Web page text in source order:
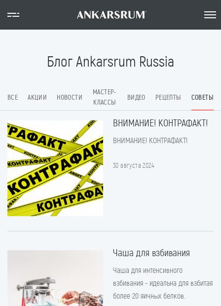
Блог Ankarsrum Russia
ВСЕ АКЦИИ НОВОСТИ
МАСТЕР-
КЛАССЫ
ВИДЕО РЕЦЕПТЫ СОВЕТЫ
ВНИМАНИЕ! КОНТРАФАКТ!
ВНИМАНИЕ! КОНТРАФАКТ!
30 августа 2024
Чаша для взбивания
Чаша для интенсивного
взбивания - идеальна для взбитая
более 20 яичных белков.